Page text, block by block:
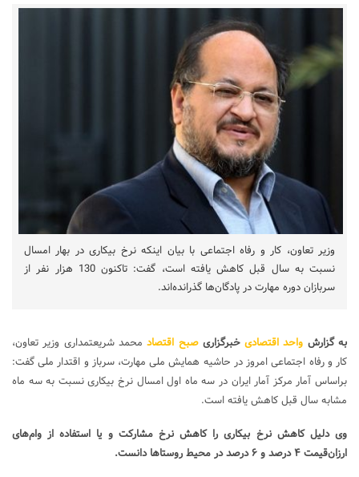
وزیر تعاون، کار و رفاه اجتماعی با بیان اینکه نرخ بیکاری در بهار امسال
نسبت به سال قبل کاهش یافته است، گفت: تاکنون 130 هزار نفر از
سربازان دوره مهارت در پادگان‌ها گذرانده‌اند.
به گزارش واحد اقتصادی خبرگزاریصبح اقتصاد محمد شریعتمداری وزیر تعاون،
کار و رفاه اجتماعی امروز در حاشیه همایش ملی مهارت، سرباز و اقتدار ملی گفت:
براساس آمار مرکز آمار ایران در سه ماه اول امسال نرخ بیکاری نسبت به سه ماه
مشابه سال قبل کاهش یافته است.
وی دلیل کاهش نرخ بیکاری را کاهش نرخ مشارکت و یا استفاده از وام‌های
ارزان‌قیمت ۴ درصد و ۶ درصد در محیط روستاها دانست.